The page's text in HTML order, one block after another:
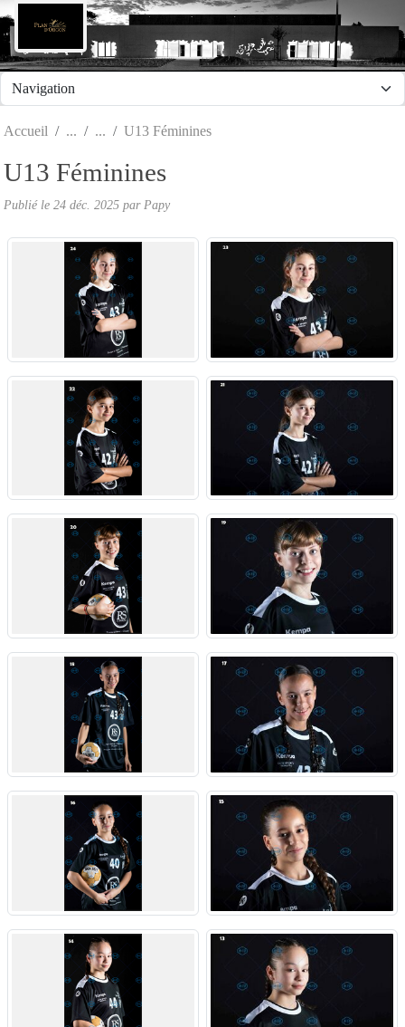
Accueil U13 Féminines
U13 Féminines
Publié le 24 déc. 2025 par Papy
Panneau de gestion des cookies